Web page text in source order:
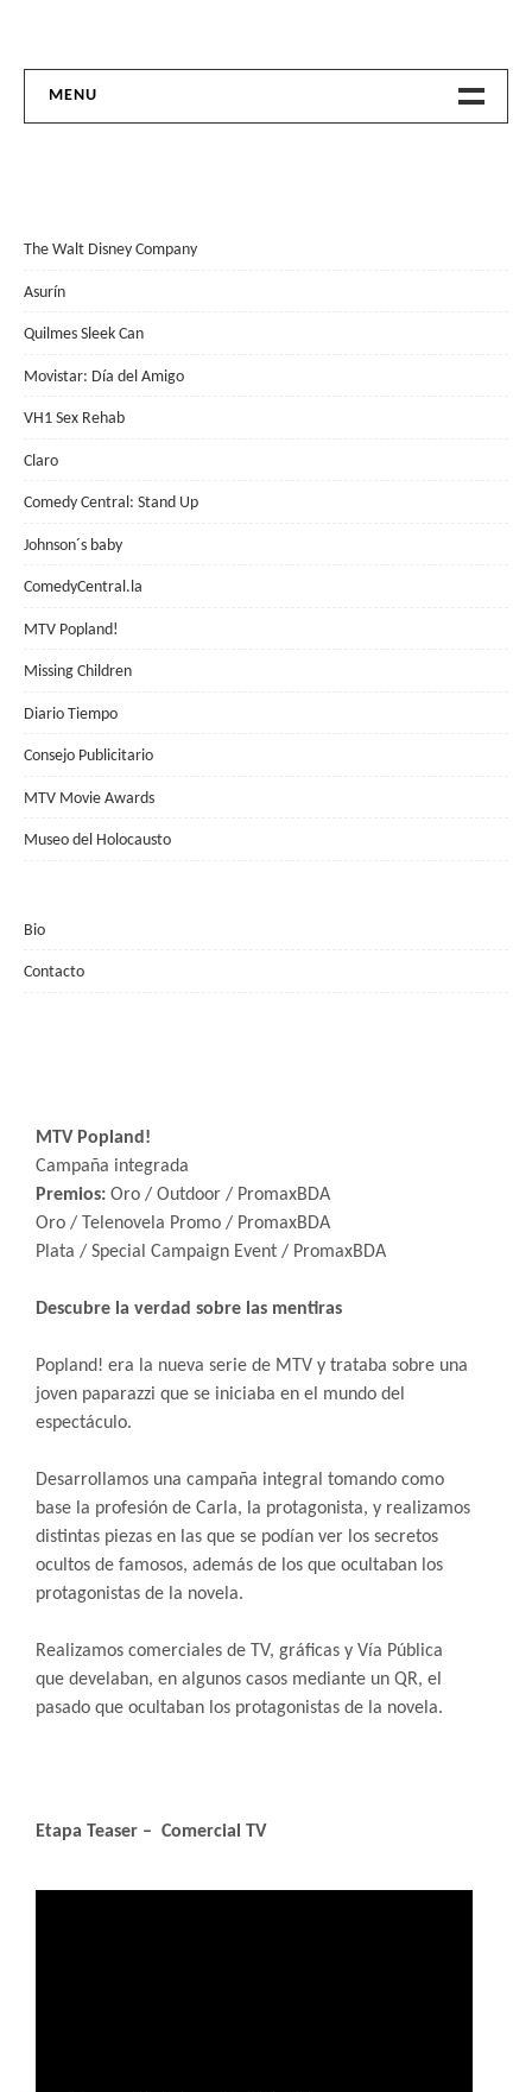
MENU
The Walt Disney Company
Asurín
Quilmes Sleek Can
Movistar: Día del Amigo
VH1 Sex Rehab
Claro
Comedy Central: Stand Up
Johnson´s baby
ComedyCentral.la
MTV Popland!
Missing Children
Diario Tiempo
Consejo Publicitario
MTV Movie Awards
Museo del Holocausto
Bio
Contacto
MTV Popland!
Campaña integrada
Premios: Oro / Outdoor / PromaxBDA
Oro / Telenovela Promo / PromaxBDA
Plata / Special Campaign Event / PromaxBDA
Descubre la verdad sobre las mentiras
Popland! era la nueva serie de MTV y trataba sobre una
joven paparazzi que se iniciaba en el mundo del
espectáculo.
Desarrollamos una campaña integral tomando como
base la profesión de Carla, la protagonista, y realizamos
distintas piezas en las que se podían ver los secretos
ocultos de famosos, además de los que ocultaban los
protagonistas de la novela.
Realizamos comerciales de TV, gráficas y Vía Pública
que develaban, en algunos casos mediante un QR, el
pasado que ocultaban los protagonistas de la novela.
Etapa Teaser – Comercial TV